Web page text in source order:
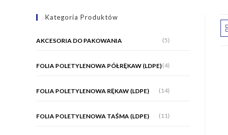
Kategoria Produktów
AKCESORIA DO PAKOWANIA (5)
FOLIA POLETYLENOWA PÓŁRĘKAW (LDPE)(4)
FOLIA POLETYLENOWA RĘKAW (LDPE) (14)
FOLIA POLETYLENOWA TAŚMA (LDPE) (11)